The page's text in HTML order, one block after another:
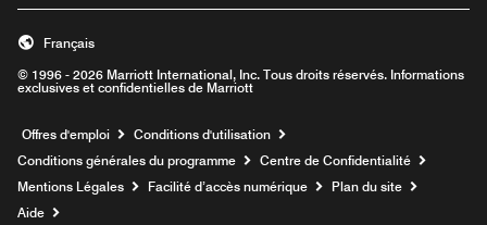
© 1996 - 2026 Marriott International, Inc. Tous droits réservés. Informations
exclusives et confidentielles de Marriott
Français
Offres d'emploi Ouvre une nouvelle fenêtre
Conditions d'utilisation
Conditions générales du programme
Centre de Confidentialité
Mentions Légales
Facilité d’accès numérique
Plan du site
Aide